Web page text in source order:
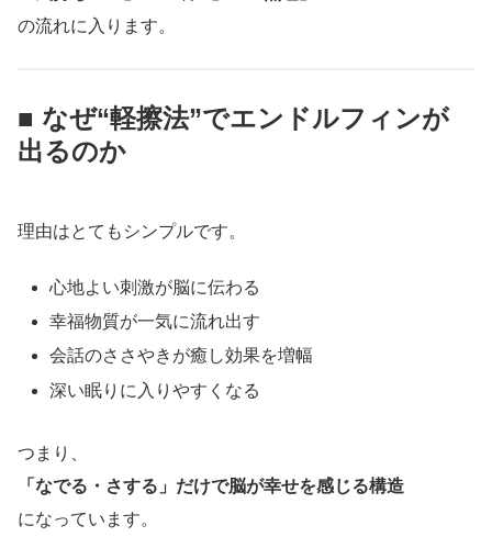
の流れに入ります。
■ なぜ“軽擦法”でエンドルフィンが
出るのか
理由はとてもシンプルです。
心地よい刺激が脳に伝わる
幸福物質が一気に流れ出す
会話のささやきが癒し効果を増幅
深い眠りに入りやすくなる
つまり、
「なでる・さする」だけで脳が幸せを感じる構造
になっています。